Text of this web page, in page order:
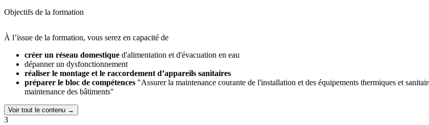
Objectifs de la formation
À l’issue de la formation, vous serez en capacité de
créer un réseau domestique d'alimentation et d'évacuation en eau
dépanner un dysfonctionnement
réaliser le montage et le raccordement d’appareils sanitaires
préparer le bloc de compétences "Assurer la maintenance courante de l'installation et des équipements thermiques et
maintenance des bâtiments"
Voir tout le contenu →
3